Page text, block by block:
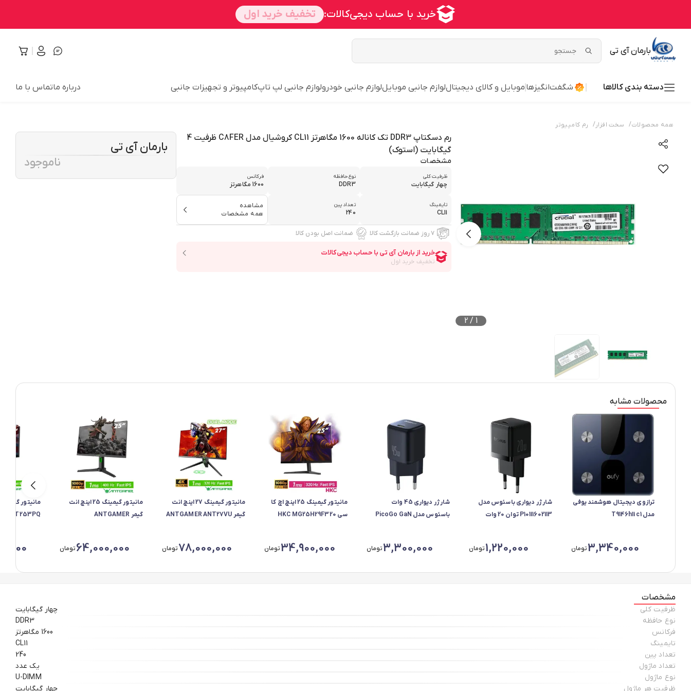
بارمان آی تی
دسته بندی کالاها شگفت‌انگیزها موبایل و کالای دیجیتاللوازم جانبی موبایللوازم جانبی خودرولوازم جانبی لپ تاپکامپیوتر و تجهیزات جانبی درباره ماتماس با ما
همه محصولات/ سخت افزار/ رم کامپیوتر
1
/
2
رم دسکتاپ DDR3 تک کاناله 1600 مگاهرتز CL11 کروشیال مدل C8FER ظرفیت 4
گیگابایت (استوک)
مشخصات
ظرفیت کلی
چهار گیگابایت
نوع حافظه
DDR3
فرکانس
1600 مگاهرتز
تایمینگ
CL11
تعداد پین
240
مشاهده
همه مشخصات
۷ روز ضمانت بازگشت کالا ضمانت اصل بودن کالا
بارمان آی تی
ناموجود
محصولات مشابه
ترازوی دیجیتال هوشمند یوفی
مدل T9146h11 c1
3,340,000تومان
شارژر دیواری باسئوس مدل
P10111602113 توان 20 وات
1,220,000تومان
شارژر دیواری 45 وات
باسئوس مدل PicoGo GaN
3,300,000تومان
مانیتور گیمینگ 25 اینچ اچ کا
سی HKC MG25H29F320
34,900,000تومان
مانیتور گیمینگ 27 اینچ انت
گیمر ANTGAMER ANT27VU
78,000,000تومان
مانیتور گیمینگ 25 اینچ انت
گیمر ANTGAMER
64,000,000تومان
مانیتور
ANT253PQ
مشخصات
ظرفیت کلی
چهار گیگابایت
نوع حافظه
DDR3
فرکانس
1600 مگاهرتز
تایمینگ
CL11
تعداد پین
240
تعداد ماژول
یک عدد
نوع ماژول
U-DIMM
ظرفیت هر ماژول
چهار گیگابایت